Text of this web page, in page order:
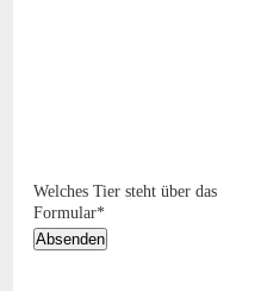
Welches Tier steht über das
Formular*